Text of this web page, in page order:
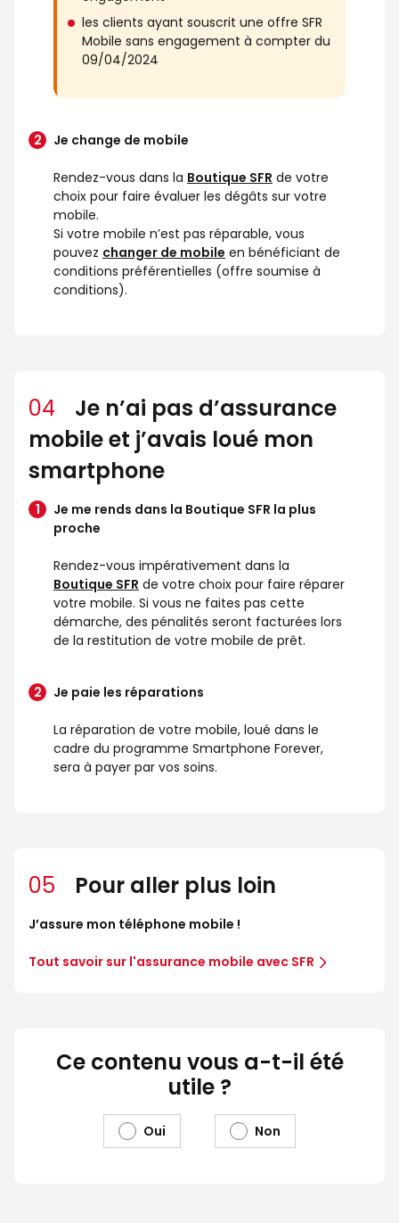
les clients ayant souscrit une offre SFR
Mobile sans engagement à compter du
09/04/2024
Je change de mobile
Rendez-vous dans la Boutique SFR de votre
choix pour faire évaluer les dégâts sur votre
mobile.
Si votre mobile n’est pas réparable, vous
pouvez changer de mobile en bénéficiant de
conditions préférentielles (offre soumise à
conditions).
04
Je n’ai pas d’assurance
mobile et j’avais loué mon
smartphone
Je me rends dans la Boutique SFR la plus
proche
Rendez-vous impérativement dans la
Boutique SFR de votre choix pour faire réparer
votre mobile. Si vous ne faites pas cette
démarche, des pénalités seront facturées lors
de la restitution de votre mobile de prêt.
Je paie les réparations
La réparation de votre mobile, loué dans le
cadre du programme Smartphone Forever,
sera à payer par vos soins.
05 Pour aller plus loin
J’assure mon téléphone mobile !
Tout savoir sur l'assurance mobile avec SFR
Ce contenu vous a-t-il été
utile ?
Oui Non